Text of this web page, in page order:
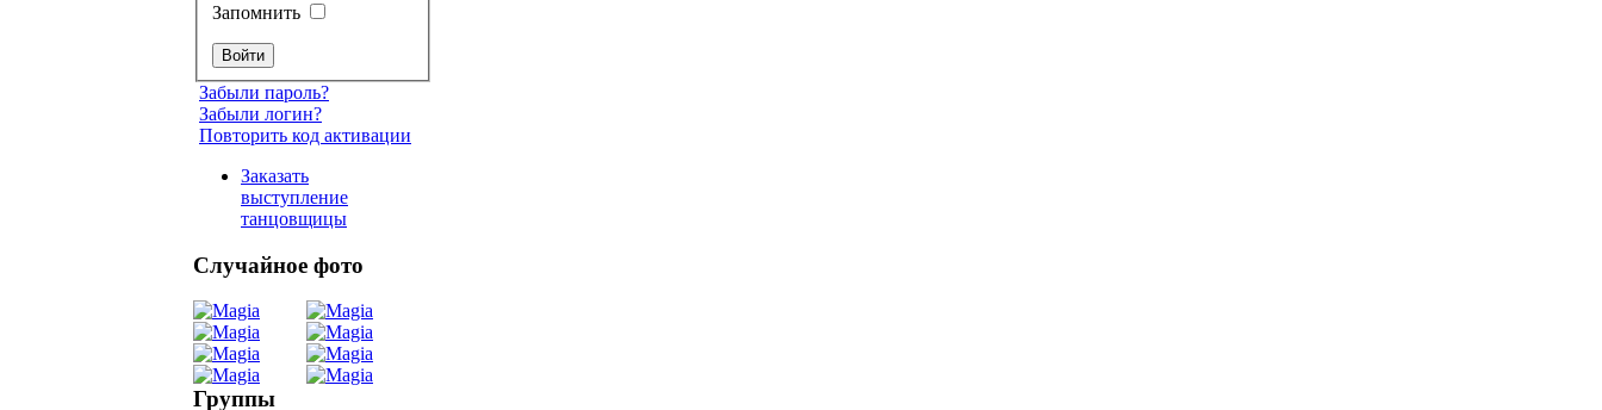
Запомнить
Забыли пароль?
Забыли логин?
Повторить код активации
Заказать
выступление
танцовщицы
Случайное фото
Группы